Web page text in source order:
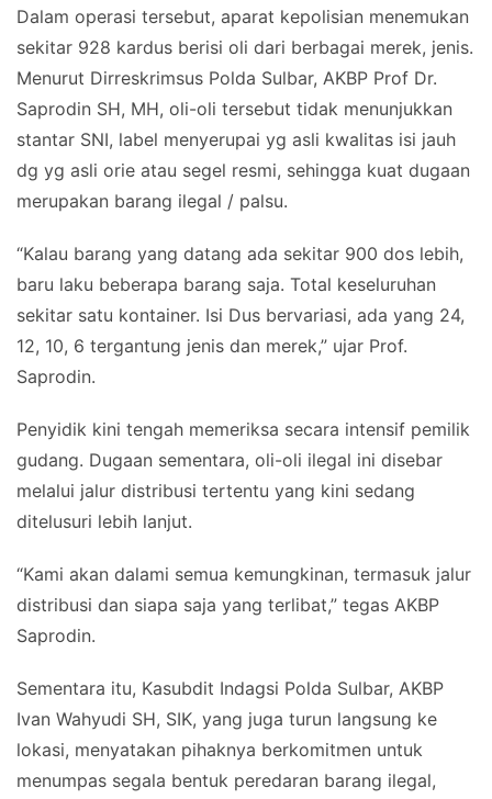
Dalam operasi tersebut, aparat kepolisian menemukan
sekitar 928 kardus berisi oli dari berbagai merek, jenis.
Menurut Dirreskrimsus Polda Sulbar, AKBP Prof Dr.
Saprodin SH, MH, oli-oli tersebut tidak menunjukkan
stantar SNI, label menyerupai yg asli kwalitas isi jauh
dg yg asli orie atau segel resmi, sehingga kuat dugaan
merupakan barang ilegal / palsu.
“Kalau barang yang datang ada sekitar 900 dos lebih,
baru laku beberapa barang saja. Total keseluruhan
sekitar satu kontainer. Isi Dus bervariasi, ada yang 24,
12, 10, 6 tergantung jenis dan merek,” ujar Prof.
Saprodin.
Penyidik kini tengah memeriksa secara intensif pemilik
gudang. Dugaan sementara, oli-oli ilegal ini disebar
melalui jalur distribusi tertentu yang kini sedang
ditelusuri lebih lanjut.
“Kami akan dalami semua kemungkinan, termasuk jalur
distribusi dan siapa saja yang terlibat,” tegas AKBP
Saprodin.
Sementara itu, Kasubdit Indagsi Polda Sulbar, AKBP
Ivan Wahyudi SH, SIK, yang juga turun langsung ke
lokasi, menyatakan pihaknya berkomitmen untuk
menumpas segala bentuk peredaran barang ilegal,